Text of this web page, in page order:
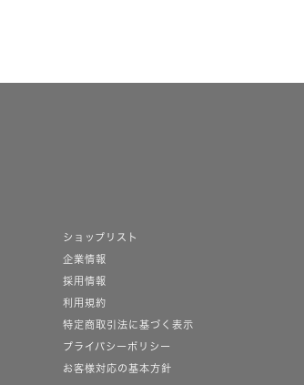
ショップリスト
企業情報
採用情報
利用規約
特定商取引法に基づく表示
プライバシーポリシー
お客様対応の基本方針